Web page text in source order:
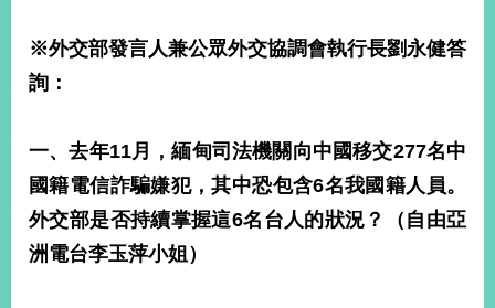
料
開
放
隱
私
權
保
※外交部發言人兼公眾外交協調會執行長劉永健答
詢：
一、去年11月，緬甸司法機關向中國移交277名中
國籍電信詐騙嫌犯，其中恐包含6名我國籍人員。
外交部是否持續掌握這6名台人的狀況？（自由亞
洲電台李玉萍小姐）